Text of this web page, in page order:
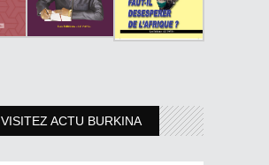
VISITEZ ACTU BURKINA